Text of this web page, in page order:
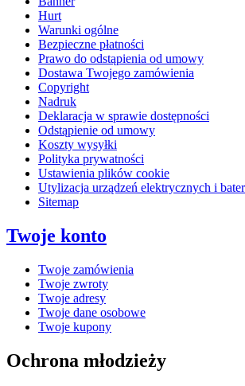
Hurt
Warunki ogólne
Bezpieczne płatności
Prawo do odstąpienia od umowy
Dostawa Twojego zamówienia
Copyright
Nadruk
Deklaracja w sprawie dostępności
Odstąpienie od umowy
Koszty wysyłki
Polityka prywatności
Ustawienia plików cookie
Utylizacja urządzeń elektrycznych i
Sitemap
Twoje konto
Twoje zamówienia
Twoje zwroty
Twoje adresy
Twoje dane osobowe
Twoje kupony
Ochrona młodzieży